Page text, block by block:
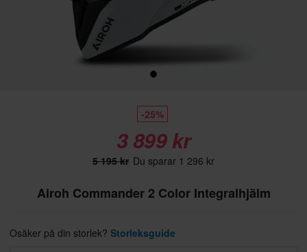
-25%
3 899 kr
5 195 kr Du sparar 1 296 kr
Airoh Commander 2 Color Integralhjälm
Osäker på din storlek? Storleksguide